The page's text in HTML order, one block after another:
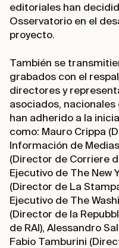
editoriales han
Osservatorio en el
proyecto.
También se
grabados con el
directores y
asociados,
han adherido a la
como: Mauro Crippa
Información de
(Director de Corriere
Ejecutivo de The New
(Director de La
Ejecutivo de The
(Director de la
de RAI), Alessandro
Fabio Tamburini